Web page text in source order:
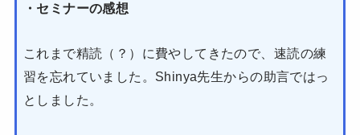
・セミナーの感想
これまで精読（？）に費やしてきたので、速読の練
習を忘れていました。Shinya先生からの助言ではっ
としました。